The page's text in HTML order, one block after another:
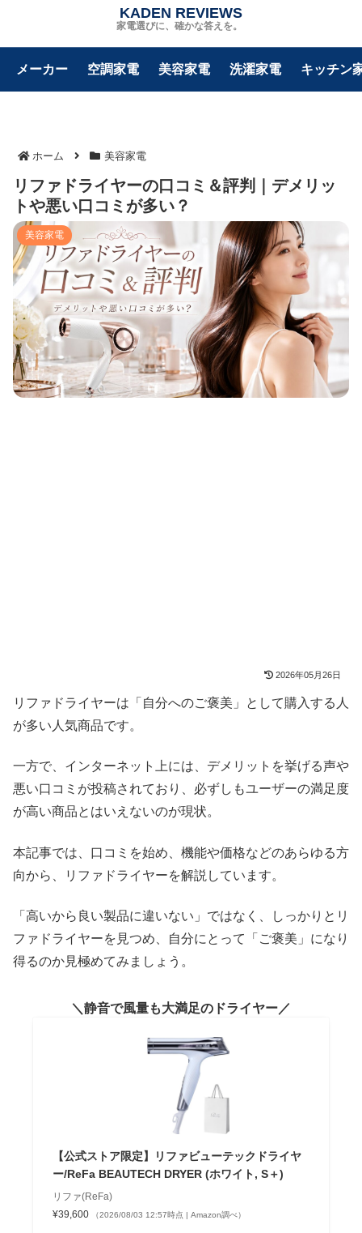
家電選びに、確かな答えを。
KADEN REVIEWS
メーカー 空調家電 美容家電 洗濯家電 キッチン
ホーム 美容家電
リファドライヤーの口コミ＆評判｜デメリッ
トや悪い口コミが多い？
美容家電
2026年05月26日
リファドライヤーは「自分へのご褒美」として購入する人
が多い人気商品です。
一方で、インターネット上には、デメリットを挙げる声や
悪い口コミが投稿されており、必ずしもユーザーの満足度
が高い商品とはいえないのが現状。
本記事では、口コミを始め、機能や価格などのあらゆる方
向から、リファドライヤーを解説しています。
「高いから良い製品に違いない」ではなく、しっかりとリ
ファドライヤーを見つめ、自分にとって「ご褒美」になり
得るのか見極めてみましょう。
静音で風量も大満足のドライヤー
【公式ストア限定】リファビューテックドライヤ
ー/ReFa BEAUTECH DRYER (ホワイト, S＋)
リファ(ReFa)
¥39,600
（2026/08/03 12:57時点 | Amazon調べ）